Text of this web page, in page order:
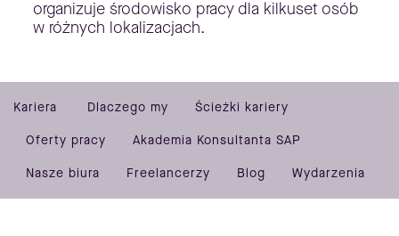
organizuje środowisko pracy dla kilkuset osób
w różnych lokalizacjach.
Kariera Dlaczego my
Ścieżki kariery
Oferty pracy
Akademia Konsultanta SAP
Nasze biura
Freelancerzy Blog Wydarzenia